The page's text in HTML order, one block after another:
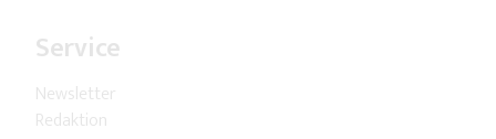
Service
Newsletter
Redaktion